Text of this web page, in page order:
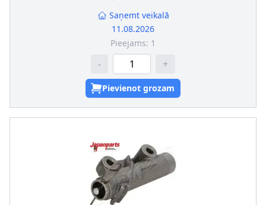
Saņemt veikalā
11.08.2026
Pieejams: 1
- +
Pievienot grozam